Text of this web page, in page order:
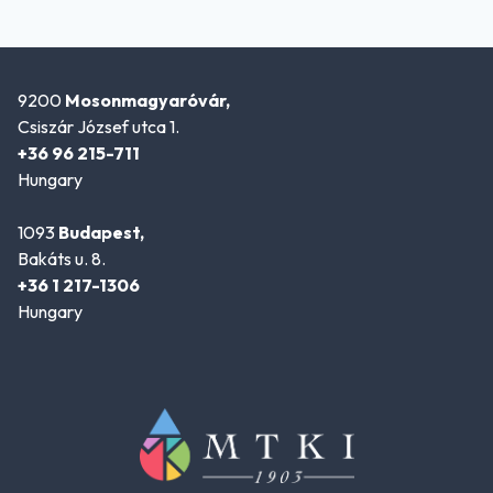
9200 Mosonmagyaróvár,
Csiszár József utca 1.
+36 96 215-711
Hungary
1093 Budapest,
Bakáts u. 8.
+36 1 217-1306
Hungary